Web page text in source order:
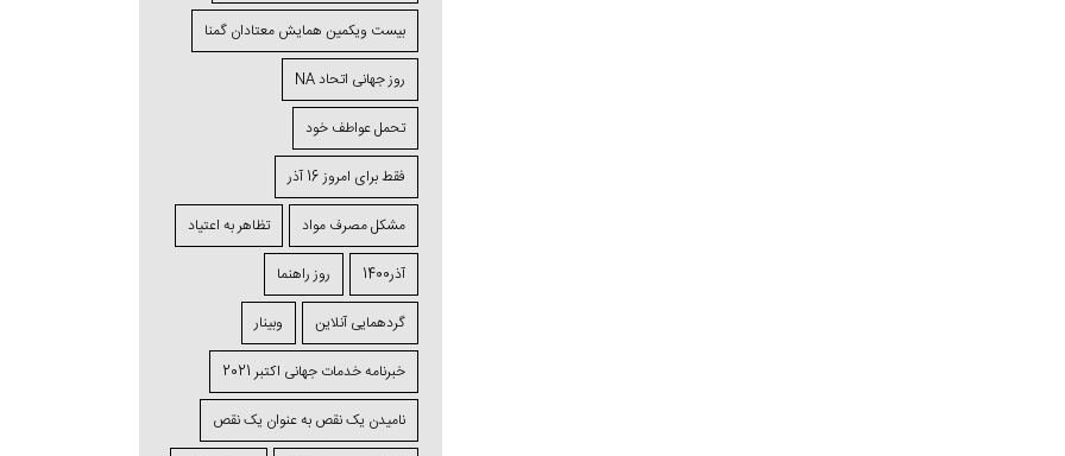
بیست ویکمین همایش معتادان گمنا
روز جهانی اتحاد NA
تحمل عواطف خود
فقط برای امروز 16 آذر
مشکل مصرف مواد تظاهر به اعتیاد
آذر1400 روز راهنما
گردهمایی آنلاین وبینار
خبرنامه خدمات جهانی اکتبر 2021
نامیدن یک نقص به عنوان یک نقص